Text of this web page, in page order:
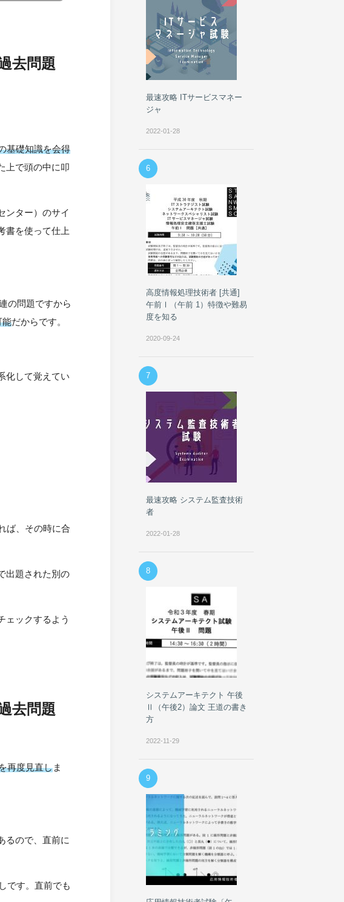
去問題
基礎知識を会得
上で頭の中に叩
ンター）のサイ
書を使って仕上
の問題ですから
能だからです。
化して覚えてい
ば、その時に合
出題された別の
ックするよう
去問題
再度見直しま
るので、直前に
です。直前でも
最速攻略 ITサービスマネー
ジャ
2022-01-28
6
高度情報処理技術者 [共通]
午前Ⅰ（午前 1）特徴や難易
度を知る
2020-09-24
7
最速攻略 システム監査技術
者
2022-01-28
8
システムアーキテクト 午後
Ⅱ（午後2）論文 王道の書き
方
2022-11-29
9